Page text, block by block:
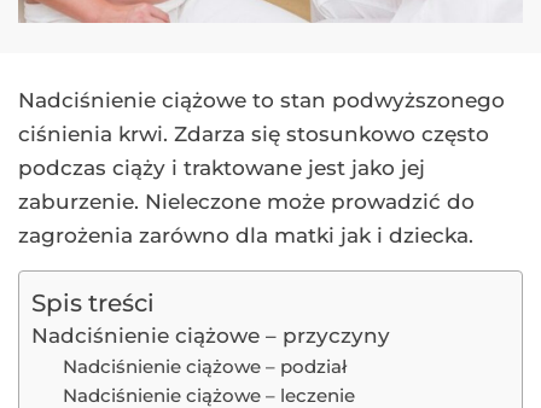
Nadciśnienie ciążowe to stan podwyższonego
ciśnienia krwi. Zdarza się stosunkowo często
podczas ciąży i traktowane jest jako jej
zaburzenie. Nieleczone może prowadzić do
zagrożenia zarówno dla matki jak i dziecka.
Spis treści
Nadciśnienie ciążowe – przyczyny
Nadciśnienie ciążowe – podział
Nadciśnienie ciążowe – leczenie